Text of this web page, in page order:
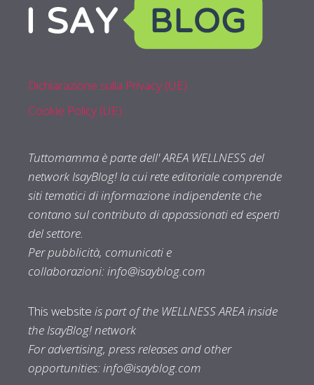
Dichiarazione sulla Privacy (UE)
Cookie Policy (UE)
Tuttomamma è parte dell' AREA WELLNESS del
network IsayBlog! la cui rete editoriale comprende
siti tematici di informazione indipendente che
contano sul contributo di appassionati ed esperti
del settore.
Per pubblicità, comunicati e
collaborazioni:info@isayblog.com
This website is part of the WELLNESS AREA inside
the IsayBlog! network
For advertising, press releases and other
opportunities:info@isayblog.com